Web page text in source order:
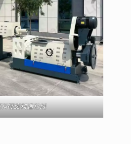
硬废料造粒线